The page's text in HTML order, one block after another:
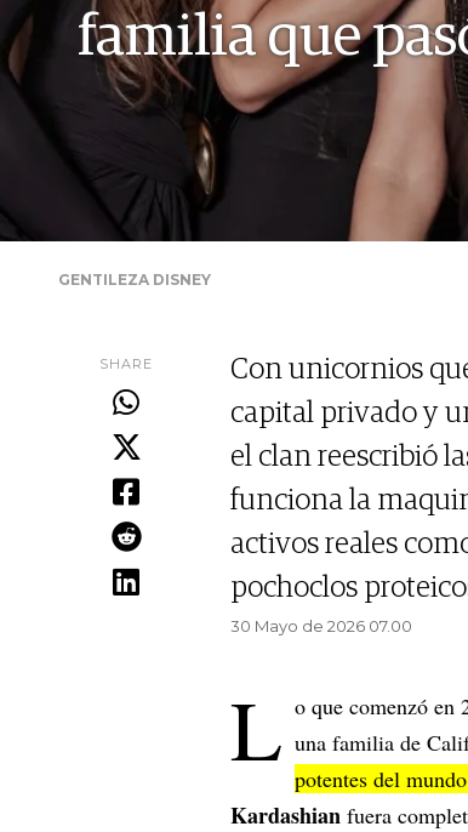
familia que
GENTILEZA DISNEY
SHARE
Con unicornios
capital privado y
el clan reescribió
funciona la
activos reales
pochoclos
30 Mayo de 2026 07.00
L o que comenzó en
una familia de
potentes del
Kardashian fuera